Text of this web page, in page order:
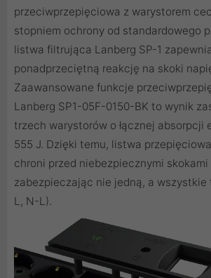
przeciwprzepięciowa z warystorem
stopniem ochrony od standardowego
listwa filtrująca Lanberg SP-1 zapewnia
ponadprzeciętną reakcję na skoki
Zaawansowane funkcje
Lanberg SP1-05F-0150-BK to wynik
trzech warystorów o łącznej absorpcji
555 J. Dzięki temu, listwa
chroni przed niebezpiecznymi
zabezpieczając nie jedną, a wszystkie
L, N-L).